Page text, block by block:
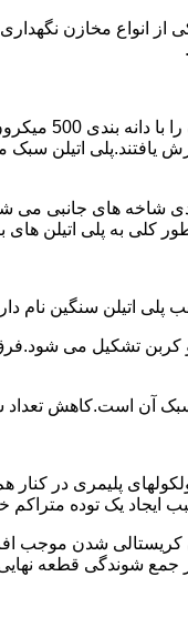
از انواع مخازن
در سال
یافتند.پلی اتیلن
شاخه های جانبی می
0.925 گرم بر سانتی متر مکعب،پلی اتیلن
آن است.کاهش
پلیمری در کنار
ایجاد یک توده متراکم
کریستالی شدن
جمع شوندگی قطعه